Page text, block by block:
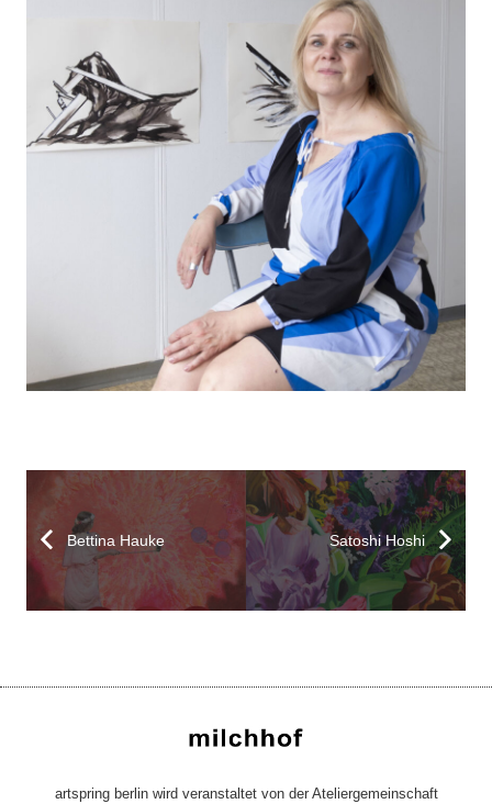
Bettina Hauke Satoshi Hoshi
artspring berlin wird veranstaltet von der Ateliergemeinschaft